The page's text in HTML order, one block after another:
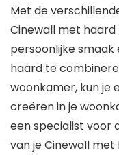
Met de
Cinewall met
persoonlijke smaak
haard te
woonkamer, kun je
creëren in je
een specialist voor
van je Cinewall